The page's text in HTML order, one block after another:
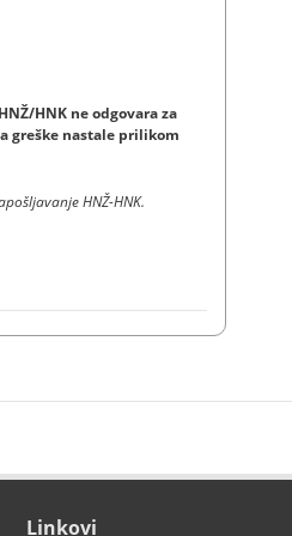
godine.
HNK ne odgovara za
greške nastale prilikom
HNŽ-HNK.
Linkovi